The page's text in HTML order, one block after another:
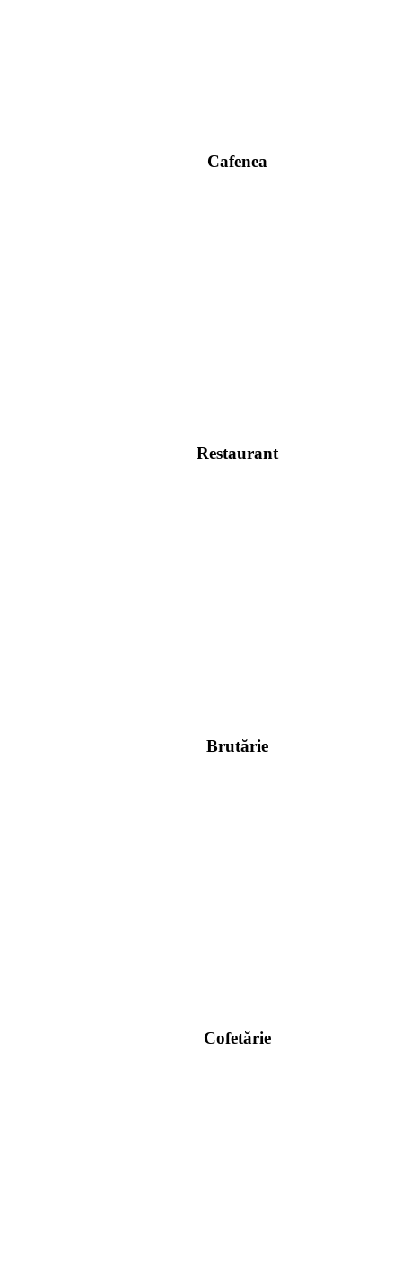
Cafenea
Restaurant
Brutărie
Cofetărie